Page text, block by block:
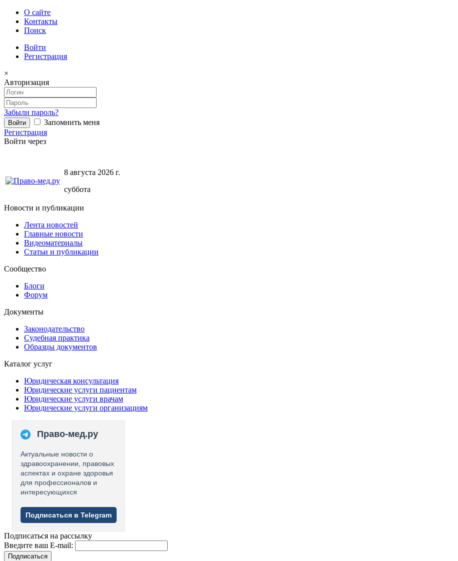
О сайте
Контакты
Поиск
Войти
Регистрация
×
Авторизация
Забыли пароль?
Запомнить меня
Регистрация
Войти через
8 августа 2026 г.
суббота
Новости и публикации
Лента новостей
Главные новости
Видеоматериалы
Статьи и публикации
Сообщество
Блоги
Форум
Документы
Законодательство
Судебная практика
Образцы документов
Каталог услуг
Юридическая консультация
Юридические услуги пациентам
Юридические услуги врачам
Юридические услуги организациям
Право-мед.ру
Актуальные новости о
здравоохранении, правовых
аспектах и охране здоровья
для профессионалов и
интересующихся
Подписаться в Telegram
Подписаться на рассылку
Введите ваш E-mail:
Подписаться